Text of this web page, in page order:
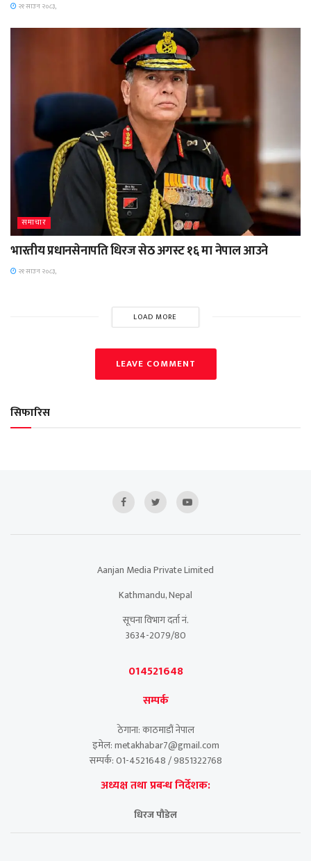
२१ साउन २०८३,
समाचार
भारतीय प्रधानसेनापति धिरज सेठ अगस्ट १६ मा नेपाल आउने
२१ साउन २०८३,
LOAD MORE
LEAVE COMMENT
सिफारिस
Aanjan Media Private Limited
Kathmandu, Nepal
सूचना विभाग दर्ता नं.
3634-2079/80
014521648
सम्पर्क
ठेगाना: काठमाडौं नेपाल
इमेल: metakhabar7@gmail.com
सम्पर्क: 01-4521648 / 9851322768
अध्यक्ष तथा प्रबन्ध निर्देशक:
धिरज पौडेल